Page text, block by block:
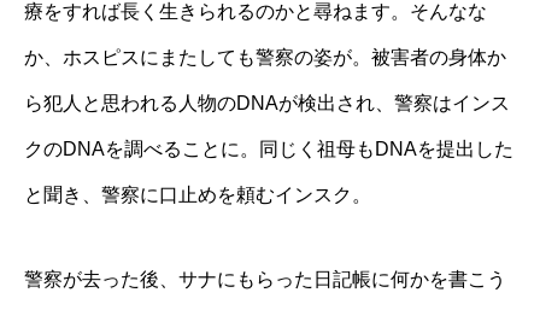
療をすれば長く生きられるのかと尋ねます。そんなな
か、ホスピスにまたしても警察の姿が。被害者の身体か
ら犯人と思われる人物のDNAが検出され、警察はインス
クのDNAを調べることに。同じく祖母もDNAを提出した
と聞き、警察に口止めを頼むインスク。
警察が去った後、サナにもらった日記帳に何かを書こう